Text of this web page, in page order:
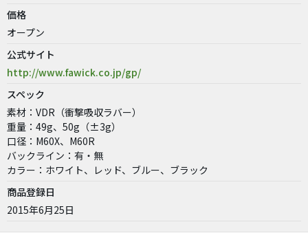
価格
オープン
公式サイト
http://www.fawick.co.jp/gp/
スペック
素材：VDR（衝撃吸収ラバー）
重量：49g、50g（±3g）
口径：M60X、M60R
バックライン：有・無
カラー：ホワイト、レッド、ブルー、ブラック
商品登録日
2015年6月25日